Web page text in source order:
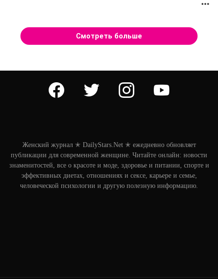
Смотреть больше
facebook twitter instagram
Женский журнал ✭ DailyStars.Net ✭ ежедневно обновляет
публикации для современной женщине. Читайте онлайн: новости
знаменитостей, все о красоте и моде, здоровье и питании, спорте и
эффективных диетах, отношениях и сексе, карьере и семье,
человеческой психологии и другую полезную информацию.